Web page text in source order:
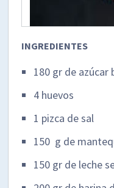
INGREDIENTES
180 gr de azúcar
4 huevos
1 pizca de sal
150 g de
150 gr de leche